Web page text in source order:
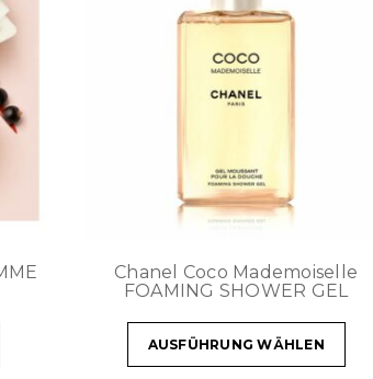
Chanel Coco Mademoiselle
FOAMING SHOWER GEL
AUSFÜHRUNG WÄHLEN